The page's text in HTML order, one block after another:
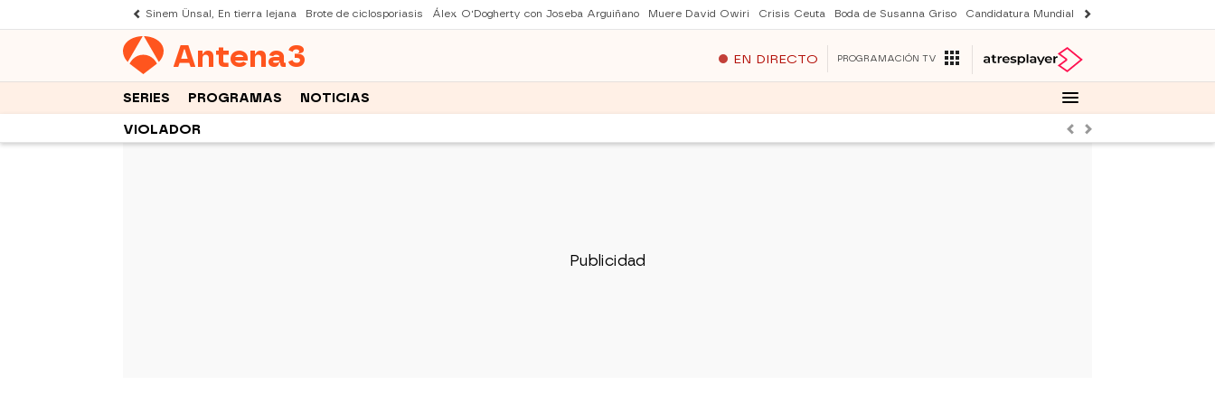
Sinem Ünsal, En tierra lejana Brote de ciclosporiasis Álex O'Dogherty con Joseba Arguiñano Muere David Owiri Crisis Ceuta Boda de Susanna Griso Candidatura Mundial 2030
Antena3 EN DIRECTO PROGRAMACIÓN TV
SERIES PROGRAMAS NOTICIAS
VIOLADOR AnteriorSiguiente